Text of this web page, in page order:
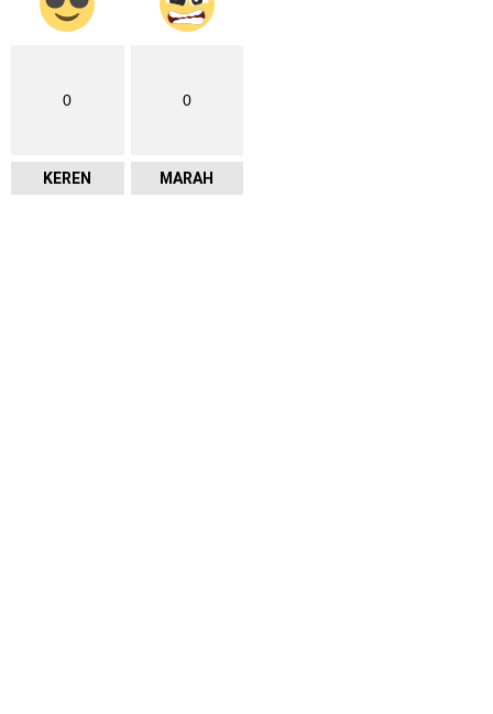
0
KEREN
0
MARAH